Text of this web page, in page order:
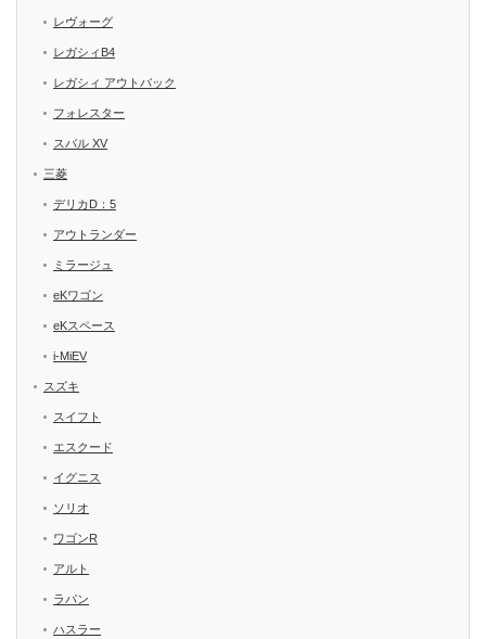
レヴォーグ
レガシィB4
レガシィ アウトバック
フォレスター
スバル XV
三菱
デリカD：5
アウトランダー
ミラージュ
eKワゴン
eKスペース
i-MiEV
スズキ
スイフト
エスクード
イグニス
ソリオ
ワゴンR
アルト
ラパン
ハスラー